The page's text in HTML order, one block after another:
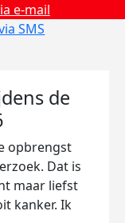
e-mail
SMS
de
opbrengst
Dat is
maar liefst
kanker. Ik